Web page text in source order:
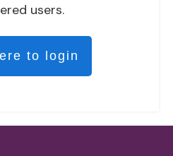
users.
to login